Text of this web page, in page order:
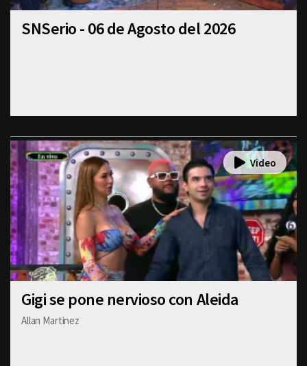
SNSerio - 06 de Agosto del 2026
Gigi se pone nervioso con Aleida
Allan Martinez